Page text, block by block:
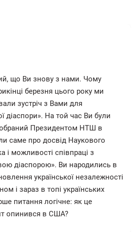
що Ви знову з нами. Чому
березня цього року ми
зустріч з Вами для
діаспори». На той час Ви були
обраний Президентом НТШ в
саме про досвід Наукового
і можливості співпраці з
діаспорою». Ви народились в
української незалежності
і зараз в топі українських
питання логічне: як це
опинився в США?